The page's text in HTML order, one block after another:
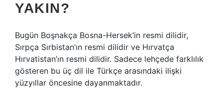
YAKIN?
Bugün Boşnakça Bosna-Hersek’in resmi dilidir,
Sırpça Sırbistan’ın resmi dilidir ve Hırvatça
Hırvatistan’ın resmi dilidir. Sadece lehçede farklılık
gösteren bu üç dil ile Türkçe arasındaki ilişki
yüzyıllar öncesine dayanmaktadır.